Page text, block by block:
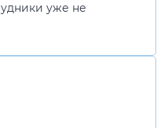
уже не